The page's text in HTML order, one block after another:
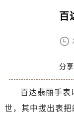
百
分
百达翡丽手表
世，其中拔出表